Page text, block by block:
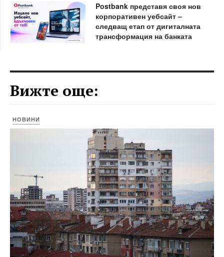
Postbank представя своя нов
корпоративен уебсайт –
следващ етап от дигиталната
трансформация на банката
Вижте още:
НОВИНИ